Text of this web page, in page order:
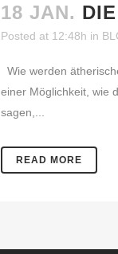
18 JAN.
Posted at 12:48h in
Wie werden
einer Möglichkeit, wie
sagen,...
READ MORE